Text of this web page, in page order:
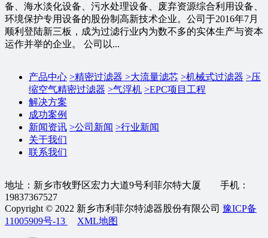
备、海水淡化设备、污水处理设备、废弃资源综合利用设备、
环境保护专用设备的股份制高新技术企业。公司于2016年7月
顺利登陆新三板，成为过滤行业内为数不多的实体生产与资本
运作并举的企业。 公司以...
产品中心 >精密过滤器 >大流量滤芯 >机械式过滤器 >压
缩空气精密过滤器 >气浮机 >EPC项目工程
解决方案
成功案例
新闻资讯 >公司新闻 >行业新闻
关于我们
联系我们
地址：新乡市牧野区宏力大道9号利菲尔特大厦 手机：
19837367527
Copyright © 2022 新乡市利菲尔特滤器股份有限公司 豫ICP备
11005909号-13
XML地图